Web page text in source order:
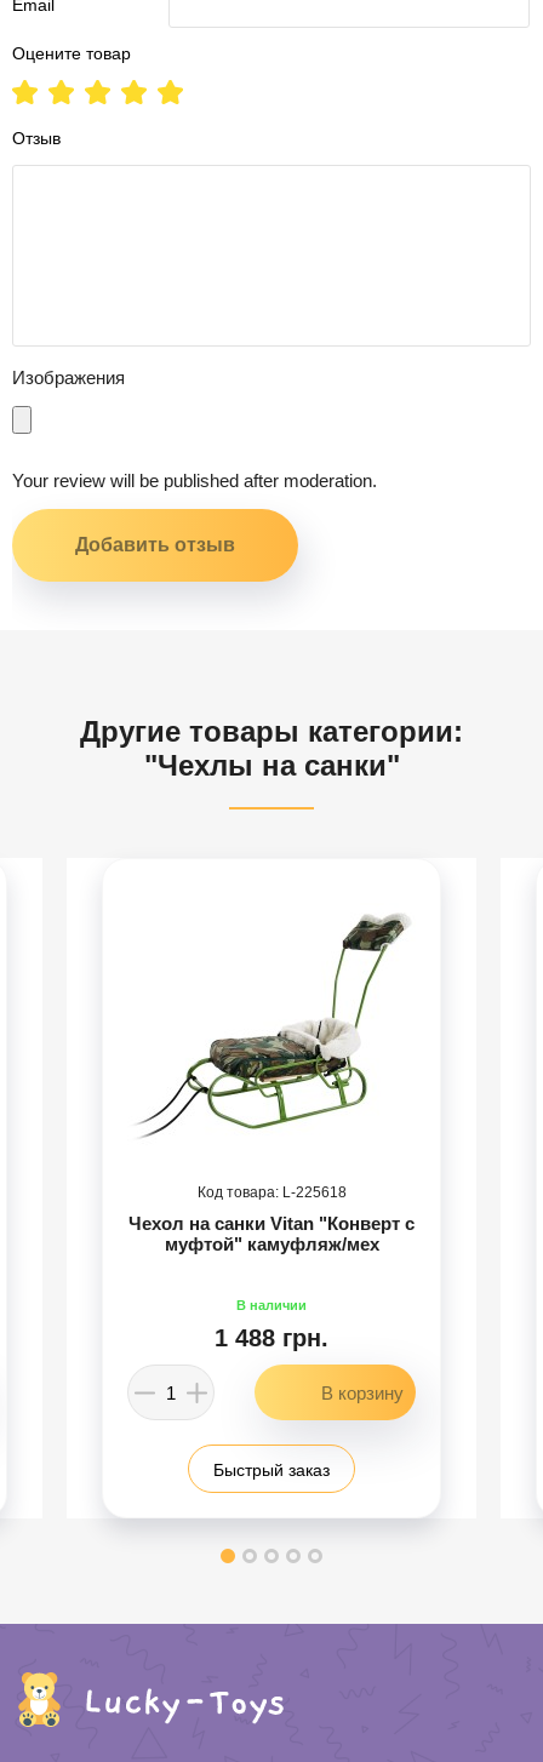
Email
Оцените товар
Отзыв
Изображения
Your review will be published after moderation.
Другие товары категории:
"Чехлы на санки"
225618
Чехол на санки Vitan "Конверт с
муфтой" камуфляж/мех
1 488 грн.
Быстрый заказ